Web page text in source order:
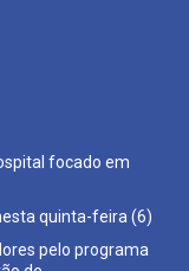
focado em
quinta-feira (6)
pelo programa